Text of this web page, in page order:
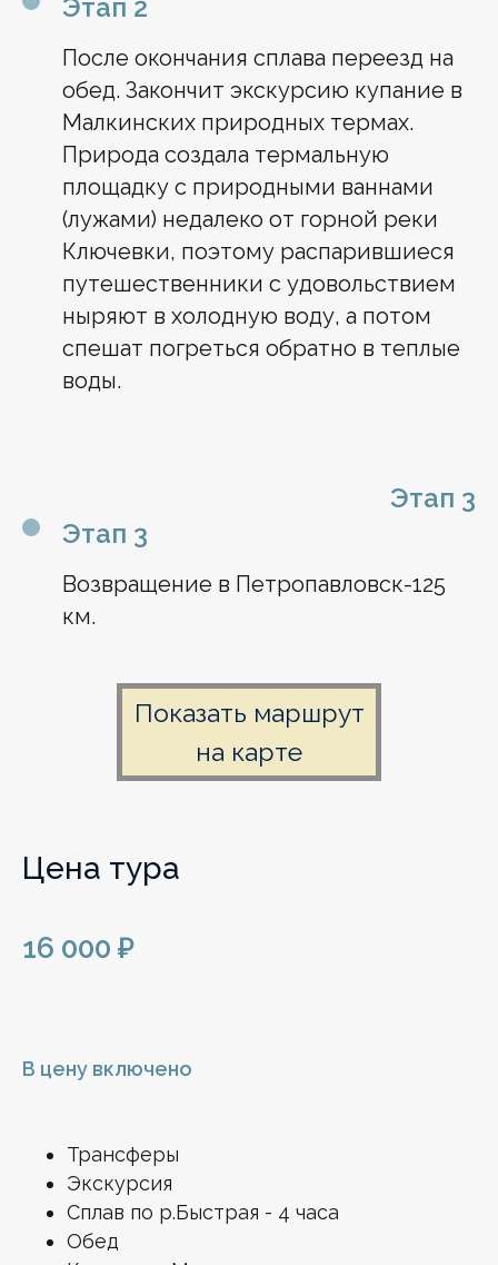
Этап 2
После окончания сплава переезд на
обед. Закончит экскурсию купание в
Малкинских природных термах.
Природа создала термальную
площадку с природными ваннами
(лужами) недалеко от горной реки
Ключевки, поэтому распарившиеся
путешественники с удовольствием
ныряют в холодную воду, а потом
спешат погреться обратно в теплые
воды.
Этап 3
Этап 3
Возвращение в Петропавловск-125
км.
Показать маршрут
на карте
Цена тура
16 000 ₽
В цену включено
Трансферы
Экскурсия
Сплав по р.Быстрая - 4 часа
Обед